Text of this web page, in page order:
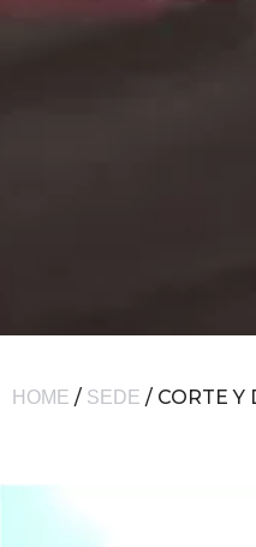
HOME / SEDE / CORTE Y